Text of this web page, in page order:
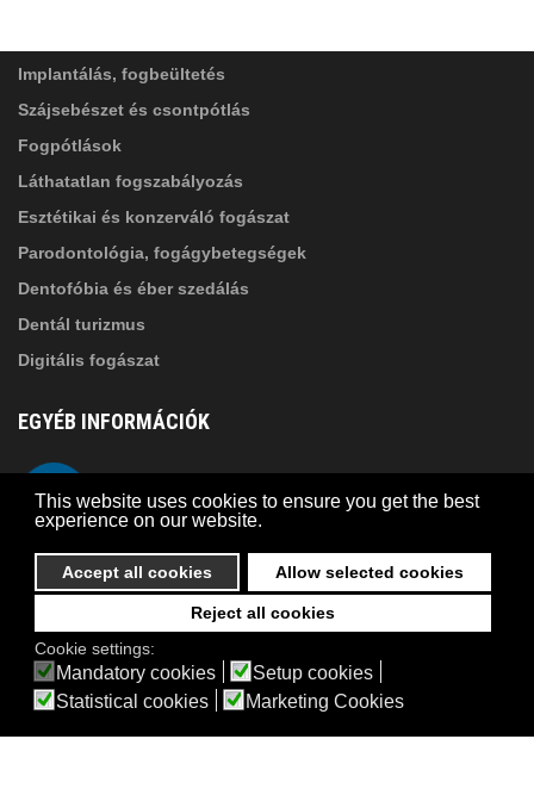
This website uses cookies to ensure you get the best
experience on our website.
Reject all cookies
Allow selected cookies
Accept all cookies
Cookie settings:
Mandatory cookies
Setup cookies
Statistical cookies
Marketing Cookies
Implantálás, fogbeültetés
Szájsebészet és csontpótlás
Fogpótlások
Láthatatlan fogszabályozás
Esztétikai és konzerváló fogászat
Parodontológia, fogágybetegségek
Dentofóbia és éber szedálás
Dentál turizmus
Digitális fogászat
EGYÉB INFORMÁCIÓK
Adatkezelési szabályzat
Kapcsolat
© 2026 Suba Dental | Webdesign by
Akadálymentesítési nyilatkozat
Telefon